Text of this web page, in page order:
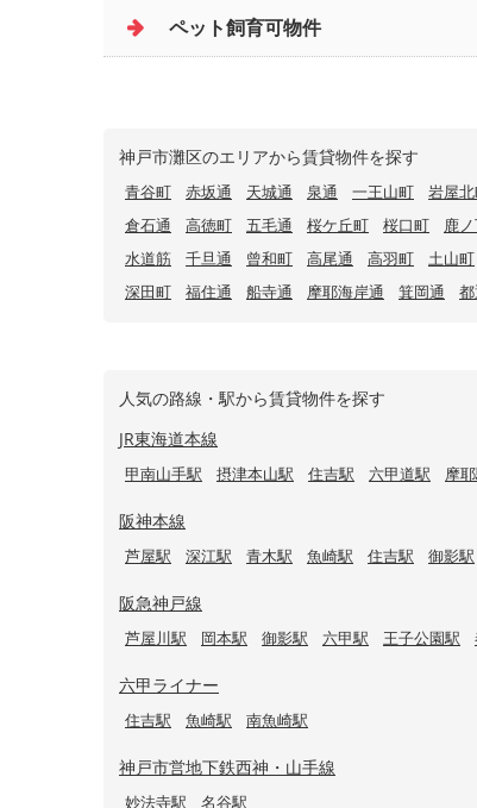
ペット飼育可物件
神戸市灘区のエリアから賃貸物件を探す
青谷町 赤坂通 天城通 泉通 一王山町 岩屋
倉石通
高徳町 五毛通 桜ケ丘町 桜口町 鹿
水道筋
千旦通 曾和町 高尾通 高羽町 土山町
深田町
福住通 船寺通 摩耶海岸通 箕岡通
人気の路線・駅から賃貸物件を探す
JR東海道本線
甲南山手駅 摂津本山駅 住吉駅 六甲道駅 摩
阪神本線
芦屋駅 深江駅 青木駅 魚崎駅 住吉駅 御影駅
阪急神戸線
芦屋川駅 岡本駅 御影駅 六甲駅 王子公園駅
六甲ライナー
住吉駅 魚崎駅 南魚崎駅
神戸市営地下鉄西神・山手線
妙法寺駅 名谷駅